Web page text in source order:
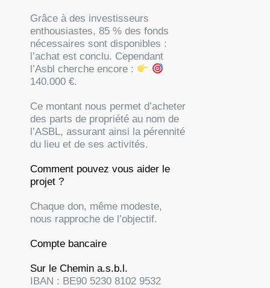
Grâce à des investisseurs
enthousiastes, 85 % des fonds
nécessaires sont disponibles :
l’achat est conclu. Cependant
l’Asbl cherche encore :
140.000 €.
Ce montant nous permet d’acheter
des parts de propriété au nom de
l’ASBL, assurant ainsi la pérennité
du lieu et de ses activités.
Comment pouvez vous aider le
projet ?
Chaque don, même modeste,
nous rapproche de l’objectif.
Compte bancaire
Sur le Chemin a.s.b.l.
IBAN : BE90 5230 8102 9532